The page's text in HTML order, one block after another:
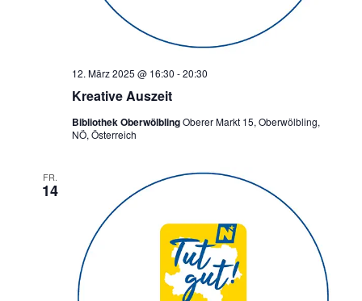
Kreative Auszeit
12. März 2025 @ 16:30 -20:30
Bibliothek OberwölblingOberer Markt 15, Oberwölbling,
NÖ, Österreich
FR.
14